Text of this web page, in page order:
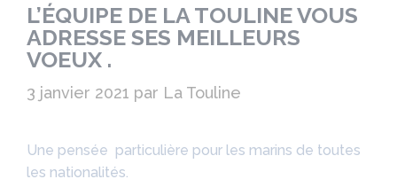
L’ÉQUIPE DE LA TOULINE VOUS
ADRESSE SES MEILLEURS
VOEUX .
3 janvier 2021 par La Touline
Une pensée particulière pour les marins de toutes
les nationalités.